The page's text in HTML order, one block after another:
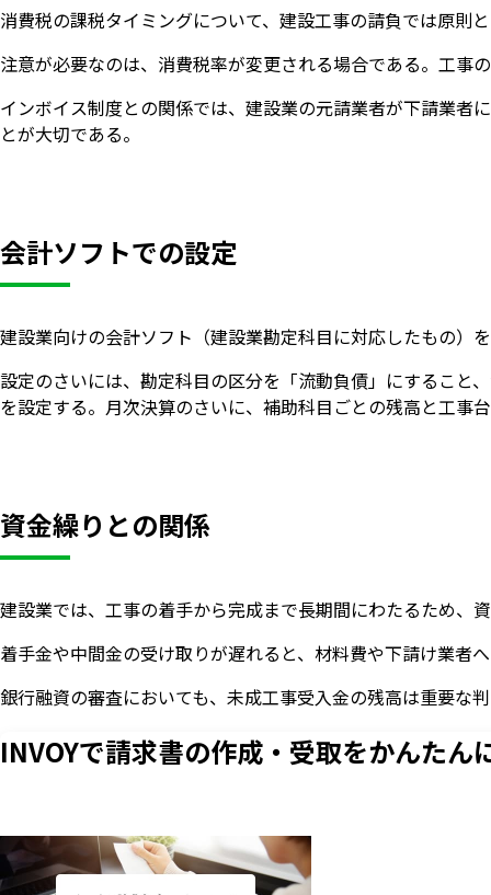
消費税の課税タイミングについて、建設工事の請負では原則
注意が必要なのは、消費税率が変更される場合である。工
インボイス制度との関係では、建設業の元請業者が下請業者
とが大切である。
会計ソフトでの設定
建設業向けの会計ソフト（建設業勘定科目に対応したもの）
設定のさいには、勘定科目の区分を「流動負債」にすること
を設定する。月次決算のさいに、補助科目ごとの残高と工事
資金繰りとの関係
建設業では、工事の着手から完成まで長期間にわたるため、
着手金や中間金の受け取りが遅れると、材料費や下請け業者
銀行融資の審査においても、未成工事受入金の残高は重要な
INVOYで請求書の作成・ 受取をかんたん